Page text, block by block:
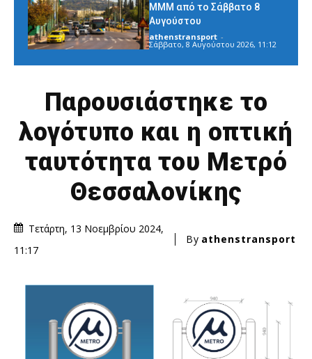
ΜΜΜ από το Σάββατο 8
Αυγούστου
athenstransport -
Σάββατο, 8 Αυγούστου 2026, 11:12
Παρουσιάστηκε το
λογότυπο και η οπτική
ταυτότητα του Μετρό
Θεσσαλονίκης
Τετάρτη, 13 Νοεμβρίου 2024,
11:17
By athenstransport